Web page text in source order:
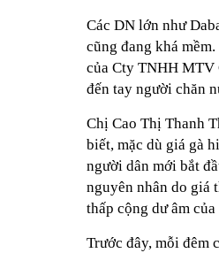
Các DN lớn như
cũng đang khá
của Cty TNHH MTV
đến tay người chăn
Chị Cao Thị Thanh
biết, mặc dù giá gà
người dân mới bắt
nguyên nhân do giá
thấp cộng dư âm
Trước đây, mỗi đêm